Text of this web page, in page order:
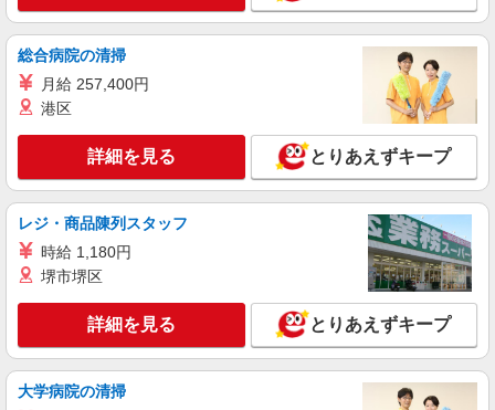
松本ケアセンターそよ風：RO29682
デイサービス 介護スタッフ
り：年2回（6月・12月） ※業績による 特別報
酬：平均33.8万円（最高額130万円） ※2025年6月
支給実績 ※処遇改善手当は試用期間中(3ヶ月)は支
給なし
キープ 詳細を見る
松本ケアセンターそよ風：RO29679
【月給】249,760円〜272,920円 ▼給与詳細 処
遇改善手当：35,920円 夜勤手当：30,000円（5回
分） ※6回目以降は1回6,000円支給 ▼下記別途支
給 通勤手当 年末年始手当：380円/時 昇給年1回
（4月） 寸志あり：年2回（6月・12月） ※業績に
よる 特別報酬：平均34.1万円（最高額135万円）
長野県松本市大字笹賀8134-1
キープ 詳細を見る
総合病院の清掃
月給 257,400円
港区
詳細を見る とりあえずキープ
レジ・商品陳列スタッフ
時給 1,180円
堺市堺区
詳細を見る とりあえずキープ
大学病院の清掃